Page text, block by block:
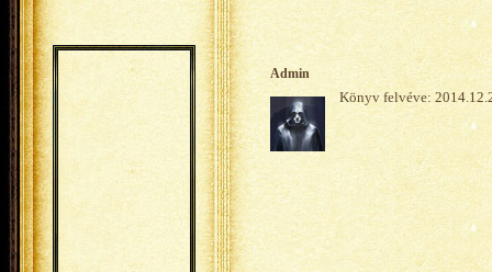
Admin
Könyv felvéve: